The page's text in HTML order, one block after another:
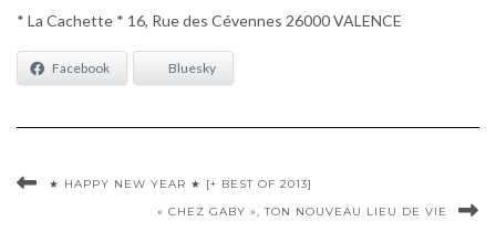
* La Cachette * 16, Rue des Cévennes 26000 VALENCE
Facebook Bluesky
★ HAPPY NEW YEAR ★ [+ BEST OF 2013]
« CHEZ GABY », TON NOUVEAU LIEU DE VIE